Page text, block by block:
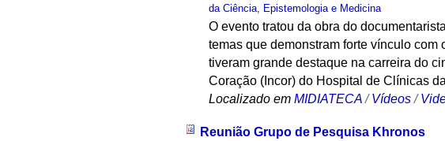
da Ciência, Epistemologia e Medicina
O evento tratou da obra do
temas que demonstram forte vínculo
tiveram grande destaque na carreira do
Coração (Incor) do Hospital de Clínicas
Localizado em MIDIATECA /Vídeos /
Reunião Grupo de Pesquisa Khronos